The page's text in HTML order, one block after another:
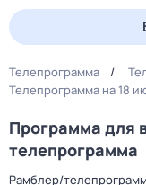
Телепрограмма
Телепрограмма на 18
Программа для
телепрограмма
Рамблер/